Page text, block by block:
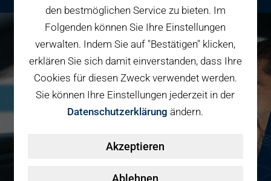
Parken
Reservieren
Fahrradparken
Geschäftspartner
Parkraumbewirtschaftung
Smart Mobility Hubs
Services
den bestmöglichen Service zu bieten. Im
Folgenden können Sie Ihre Einstellungen
verwalten. Indem Sie auf "Bestätigen" klicken,
erklären Sie sich damit einverstanden, dass Ihre
Cookies für diesen Zweck verwendet werden.
Sie können Ihre Einstellungen jederzeit in der
Datenschutzerklärung ändern.
Akzeptieren
Ablehnen